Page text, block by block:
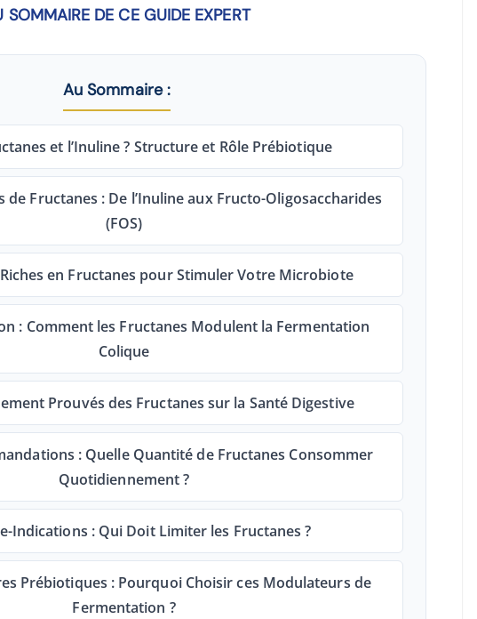
SOMMAIRE DE CE GUIDE EXPERT
Au Sommaire :
et l’Inuline ? Structure et Rôle Prébiotique
de Fructanes : De l’Inuline aux Fructo-Oligosaccharides
(FOS)
en Fructanes pour Stimuler Votre Microbiote
: Comment les Fructanes Modulent la Fermentation
Colique
Prouvés des Fructanes sur la Santé Digestive
: Quelle Quantité de Fructanes Consommer
Quotidiennement ?
Indications : Qui Doit Limiter les Fructanes ?
Prébiotiques : Pourquoi Choisir ces Modulateurs de
Fermentation ?